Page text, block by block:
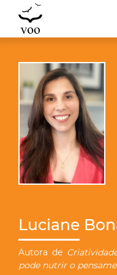
Luciane
Autora de
pode nutrir o